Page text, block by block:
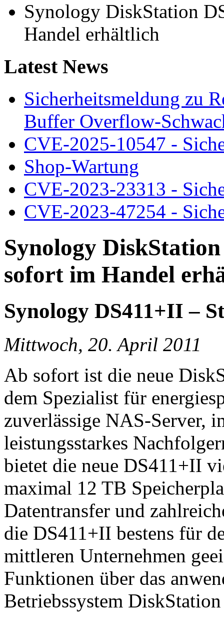
Synology DiskStation
Handel erhältlich
Latest News
Sicherheitsmeldung zu
Buffer Overflow-
CVE-2025-10547 -
Shop-Wartung
CVE-2023-23313 -
CVE-2023-47254 -
Synology
sofort im Handel
Synology DS411+II –
Mittwoch, 20. April 2011
Ab sofort ist die neue
dem Spezialist für
zuverlässige NAS-Server,
leistungsstarkes
bietet die neue DS411+II
maximal 12 TB
Datentransfer und
die DS411+II bestens für
mittleren Unternehmen
Funktionen über das
Betriebssystem